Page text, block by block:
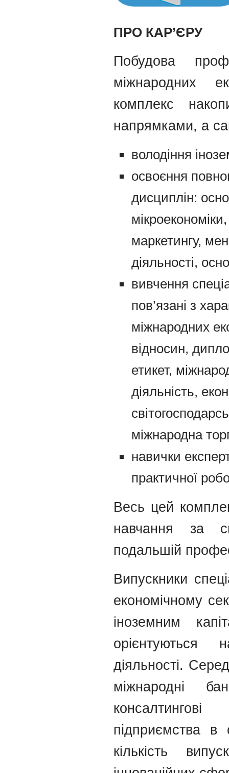
ПРО КАР’ЄРУ
Побудова
міжнародних
комплекс
напрямками, а
володіння
освоєння
дисциплін:
маркетингу,
діяльності,
вивчення
пов’язані з
міжнародних
відносин,
етикет,
діяльність,
міжнародна
навички
практичної
Весь цей
навчання за
подальшій
Випускники
економічному
іноземним
орієнтуються
діяльності.
міжнародні
підприємства в
кількість